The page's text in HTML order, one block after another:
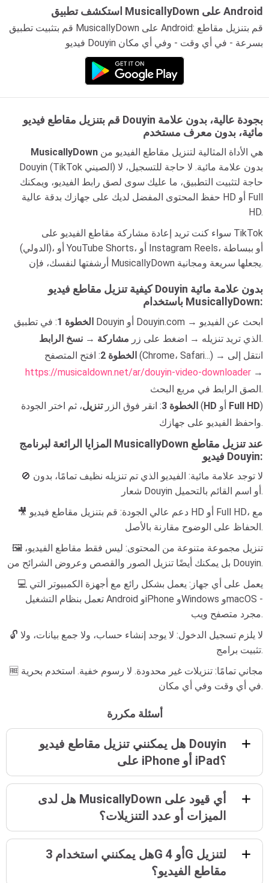
استكشف تطبيق MusicallyDown على Android
قم بتثبيت تطبيق MusicallyDown على Android: قم بتنزيل مقاطع
فيديو Douyin بسرعة - في أي وقت - وفي أي مكان
قم بتنزيل مقاطع فيديو Douyin بجودة عالية، بدون علامة
مائية، بدون معرف مستخدم
MusicallyDown
Douyin (TikTok الصيني) بدون علامة مائية. لا حاجة للتسجيل، لا
حاجة لتثبيت التطبيق، ما عليك سوى لصق رابط الفيديو، ويمكنك
حفظ المحتوى المفضل لديك على جهازك بدقة عالية HD أو Full
HD.
سواء كنت تريد إعادة مشاركة مقاطع الفيديو على TikTok
(الدولي)، أو YouTube Shorts، أو Instagram Reels، أو ببساطة
أرشفتها لنفسك، فإن MusicallyDown يجعلها سريعة ومجانية.
كيفية تنزيل مقاطع فيديو Douyin بدون علامة مائية
باستخدام MusicallyDown:
الخطوة 1
: في تطبيق Douyin أو Douyin.com → ابحث عن الفيديو
الذي تريد تنزيله → اضغط على زر مشاركة → نسخ الرابط
.
الخطوة 2
: افتح المتصفح (Chrome، Safari...) → انتقل إلى
https://musicaldown.net/ar/douyin-video-downloader →
الصق الرابط في مربع البحث.
الخطوة 3
: انقر فوق الزرتنزيل ، ثم اختر الجودة (HD Full HD)
واحفظ الفيديو على جهازك.
المزايا الرائعة لبرنامج MusicallyDown عند تنزيل مقاطع
فيديو Douyin:
🚫 لا توجد علامة مائية: الفيديو الذي تم تنزيله نظيف تمامًا، بدون
شعار Douyin أو اسم القائم بالتحميل.
🎥 دعم عالي الجودة: قم بتنزيل مقاطع فيديو HD أو Full HD، مع
الحفاظ على الوضوح مقارنة بالأصل.
🖼️ تنزيل مجموعة متنوعة من المحتوى: ليس فقط مقاطع الفيديو،
بل يمكنك أيضًا تنزيل الصور والقصص وعروض الشرائح من Douyin.
💻 يعمل على أي جهاز: يعمل بشكل رائع مع أجهزة الكمبيوتر التي
تعمل بنظام التشغيل Android وiPhone وWindows وmacOS -
مجرد متصفح ويب.
🔓 لا يلزم تسجيل الدخول: لا يوجد إنشاء حساب، ولا جمع بيانات، ولا
تثبيت برامج.
🆓 مجاني تمامًا: تنزيلات غير محدودة. لا رسوم خفية. استخدم بحرية
في أي وقت وفي أي مكان.
أسئلة مكررة
هل يمكنني تنزيل مقاطع فيديو Douyin
على iPhone أو iPad؟
هل لدى MusicallyDown أي قيود على
الميزات أو عدد التنزيلات؟
هل يمكنني استخدام 3G أو 4G لتنزيل
مقاطع الفيديو؟